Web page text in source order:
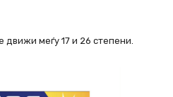
меѓу 17 и 26 степени.